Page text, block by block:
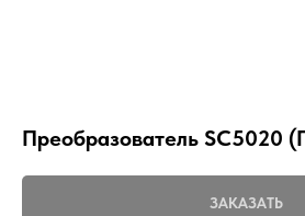
Преобразователь SC5020
ЗАКАЗАТЬ